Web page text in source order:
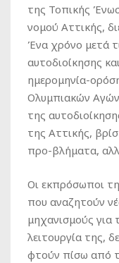
της Τοπικής
νομού Αττικής,
Ένα χρόνο μετά
αυτοδιοίκησης
ημερομηνία-
Ολυμπιακών
της
της Αττικής,
προ-βλήματα,
Οι εκπρόσωποι
που αναζητούν
μηχανισμούς για
λειτουργία της,
φτούν πίσω από